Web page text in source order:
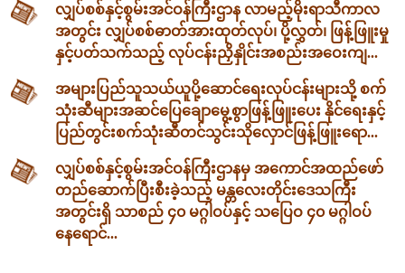
လျှပ်စစ်နှင့်စွမ်းအင်ဝန်ကြီးဌာန လာမည့်မိုးရာသီကာလ
အတွင်း လျှပ်စစ်ဓာတ်အားထုတ်လုပ်၊ ပို့လွှတ်၊ ဖြန့်ဖြူးမှု
နှင့်ပတ်သက်သည့် လုပ်ငန်းညှိနှိုင်းအစည်းအဝေးကျ...
အများပြည်သူသယ်ယူပို့ဆောင်ရေးလုပ်ငန်းများသို့ စက်
သုံးဆီများအဆင်ပြေချောမွေ့စွာဖြန့်ဖြူးပေး နိုင်ရေးနှင့်
ပြည်တွင်းစက်သုံးဆီတင်သွင်းသိုလှောင်ဖြန့်ဖြူးရော...
လျှပ်စစ်နှင့်စွမ်းအင်ဝန်ကြီးဌာနမှ အကောင်အထည်ဖော်
တည်ဆောက်ပြီးစီးခဲ့သည့် မန္တလေးတိုင်းဒေသကြီး
အတွင်းရှိ သာစည် ၄၀ မဂ္ဂါဝပ်နှင့် သပြေဝ ၄၀ မဂ္ဂါဝပ်
နေရောင်...